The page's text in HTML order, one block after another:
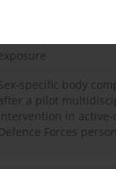
Synergistic
processing: a
diketone, carbon
specific body
a pilot
in
Defence Forces